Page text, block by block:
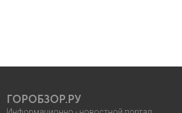
ГОРОБЗОР.РУ